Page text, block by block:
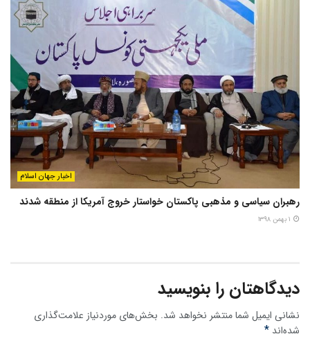
اخبار جهان اسلام
رهبران سیاسی و مذهبی پاکستان خواستار خروج آمریکا از منطقه شدند
دیدگاهتان را بنویسید
نشانی ایمیل شما منتشر نخواهد شد. بخش‌های موردنیاز علامت‌گذاری
شده‌اند *